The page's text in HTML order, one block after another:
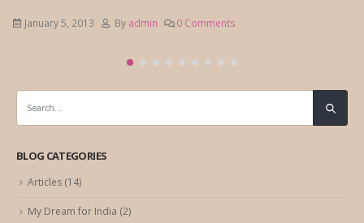
BLOG CATEGORIES
Articles (14)
My Dream for India (2)